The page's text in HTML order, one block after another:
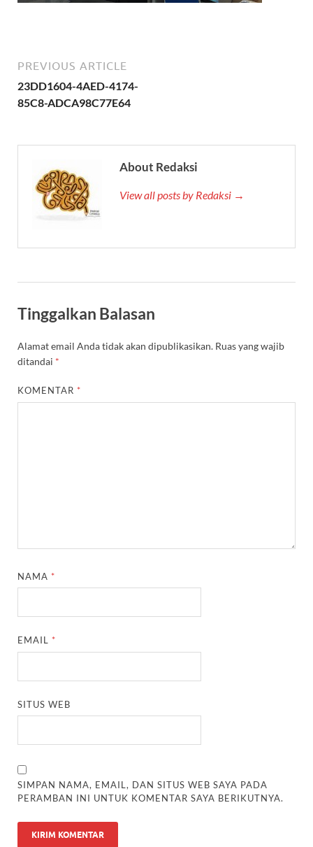
PREVIOUS ARTICLE
23DD1604-4AED-4174-
85C8-ADCA98C77E64
About Redaksi
View all posts by Redaksi →
Tinggalkan Balasan
Alamat email Anda tidak akan dipublikasikan. Ruas yang wajib
ditandai *
KOMENTAR *
NAMA *
EMAIL *
SITUS WEB
SIMPAN NAMA, EMAIL, DAN SITUS WEB SAYA PADA
PERAMBAN INI UNTUK KOMENTAR SAYA BERIKUTNYA.